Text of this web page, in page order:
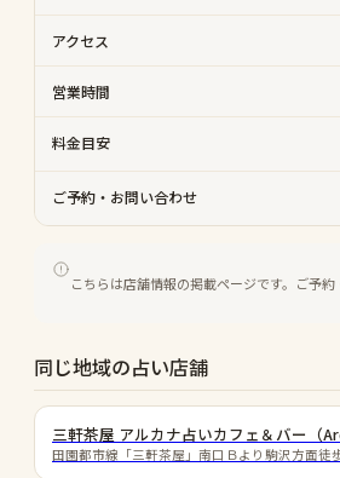
アクセス
営業時間
料金目安
ご予約・お問い合わせ
こちらは店舗情報の掲載ページです。ご予
同じ地域の占い店舗
三軒茶屋 アルカナ占いカフェ＆バー（
田園都市線「三軒茶屋」南口Ｂより駒沢方面徒